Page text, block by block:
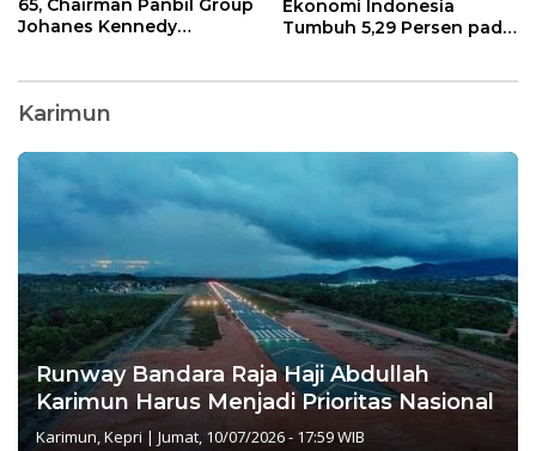
65, Chairman Panbil Group
Johanes Kennedy
Ekonomi Indonesia
Tumbuh 5,29 Persen pada
Karimun
Runway Bandara Raja Haji Abdullah
Karimun Harus Menjadi Prioritas Nasional
Karimun,Kepri | Jumat, 10/07/2026 - 17:59 WIB